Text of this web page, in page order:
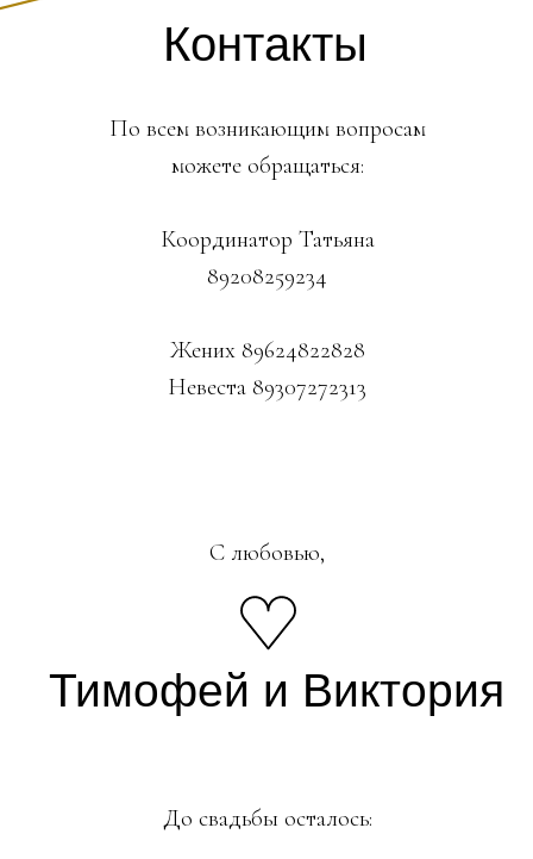
Тимофей и Виктория
Контакты
До свадьбы осталось:
С любовью,
По всем возникающим вопросам
можете обращаться:
Координатор Татьяна
89208259234
Жених 89624822828
Невеста 89307272313